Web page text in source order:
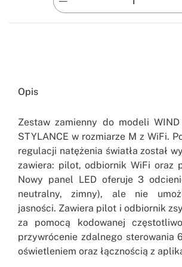
Opis
Zestaw zamienny do modeli
STYLANCE w rozmiarze M z WiFi.
regulacji natężenia światła został
zawiera: pilot, odbiornik WiFi oraz
Nowy panel LED oferuje 3
neutralny, zimny), ale nie
jasności. Zawiera pilot i odbiornik
za pomocą kodowanej
przywrócenie zdalnego sterowania
oświetleniem oraz łącznością z